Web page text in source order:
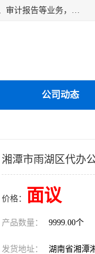
湘潭纳川会计服务有限公司主营从事：湘潭公司账务清理、湘潭公司注销、代理记账、公司变更、公司注册、审计报告等业务，公司设立有专门的代理注册部门，现有工商代办专员，部门经理从事工商代办多年，对各地区公司注册、公司变更、进出口业务等流程以及各行业公司注册、变更所需注意的细节都非常熟悉。
公司动态
湘潭市雨湖区代办
价格： 面议
产品数量： 9999.00个
发货地址： 湖南省湘潭